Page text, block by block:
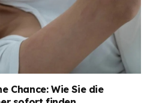
Chance: Wie Sie die